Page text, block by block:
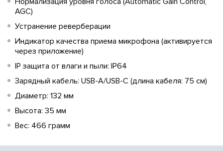
AGC)
Устранение реверберации
Индикатор качества приема микрофона (активируется
через приложение)
IP защита от влаги и пыли: IP64
Зарядный кабель: USB-A/USB-C (длина кабеля: 75 см)
Диаметр: 132 мм
Высота: 35 мм
Вес: 466 грамм